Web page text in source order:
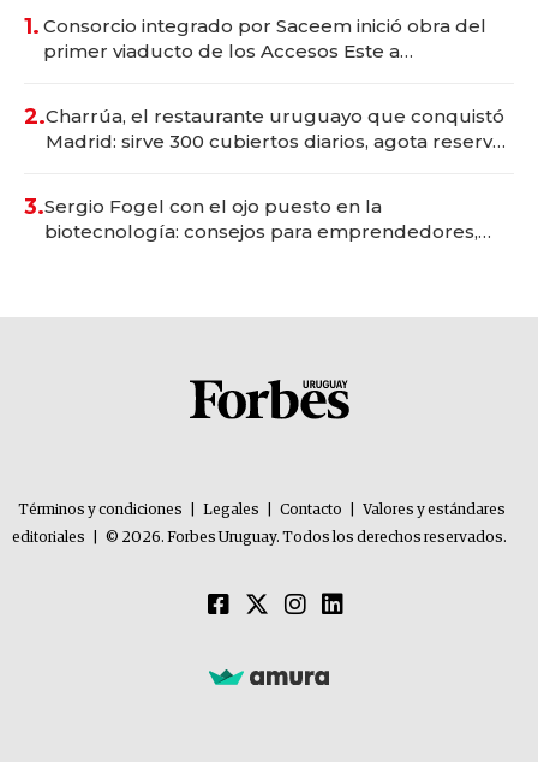
1. Consorcio integrado por Saceem inició obra del
primer viaducto de los Accesos Este a
2.Charrúa, el restaurante uruguayo que conquistó
Madrid: sirve 300 cubiertos diarios, agota reservas
3.Sergio Fogel con el ojo puesto en la
biotecnología: consejos para emprendedores,
Términos y condiciones Legales Contacto
Valores y estándares
editoriales
© 2026. Forbes Uruguay. Todos los derechos reservados.